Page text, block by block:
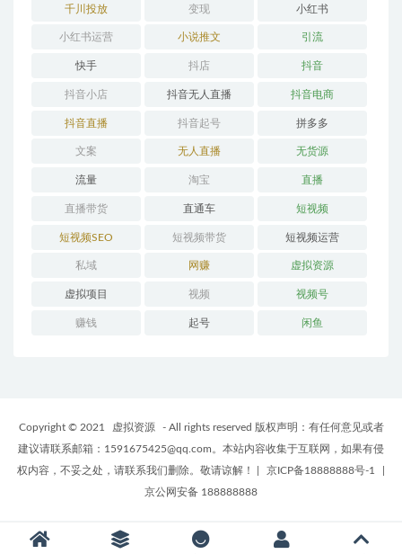
千川投放 变现 小红书
小红书运营 小说推文 引流
快手 抖店 抖音
抖音小店 抖音无人直播 抖音电商
抖音直播 抖音起号 拼多多
文案 无人直播 无货源
流量 淘宝 直播
直播带货 直通车 短视频
短视频SEO 短视频带货 短视频运营
私域 网赚 虚拟资源
虚拟项目 视频 视频号
赚钱 起号 闲鱼
Copyright © 2021 虚拟资源
- All rights reserved 版权声明：有任何意见或者
建议请联系邮箱：1591675425@qq.com。本站内容收集于互联网，如果有侵
权内容，不妥之处，请联系我们删除。敬请谅解！
京ICP备18888888号-1
京公网安备 188888888